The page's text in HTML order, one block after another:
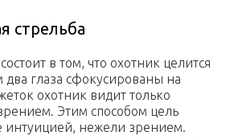
стрельба
в том, что охотник целится
два глаза сфокусированы на
охотник видит только
Этим способом цель
интуицией, нежели зрением.